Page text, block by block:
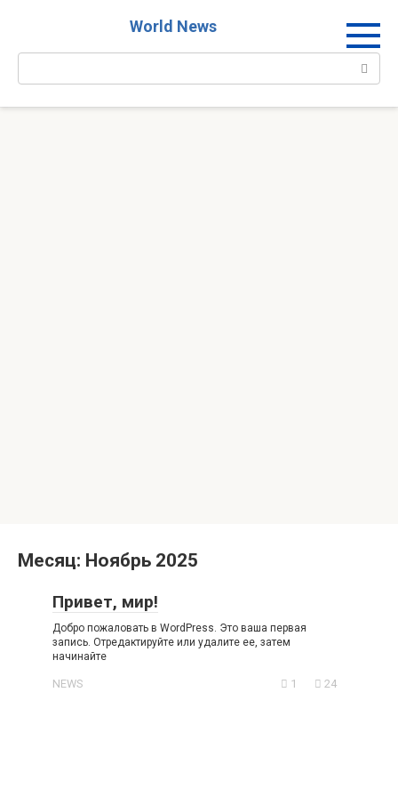
World News
Месяц: Ноябрь 2025
Привет, мир!
Добро пожаловать в WordPress. Это ваша первая
запись. Отредактируйте или удалите ее, затем
начинайте
NEWS 1 24